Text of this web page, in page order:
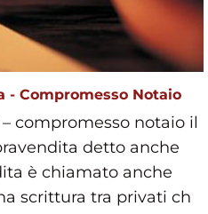
- Compromesso Notaio
compromesso notaio il
detto anche
è chiamato anche
scrittura tra privati ch